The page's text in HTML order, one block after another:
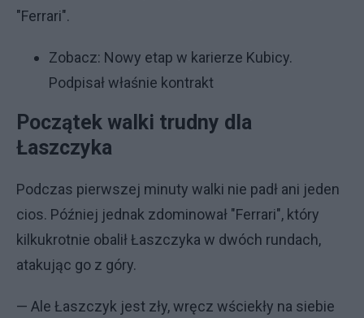
"Ferrari".
Zobacz: Nowy etap w karierze Kubicy.
Podpisał właśnie kontrakt
Początek walki trudny dla
Łaszczyka
Podczas pierwszej minuty walki nie padł ani jeden
cios. Później jednak zdominował "Ferrari", który
kilkukrotnie obalił Łaszczyka w dwóch rundach,
atakując go z góry.
— Ale Łaszczyk jest zły, wręcz wściekły na siebie